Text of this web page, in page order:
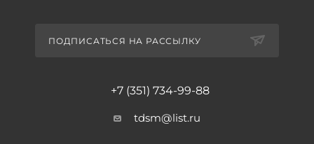
ПОДПИСАТЬСЯ НА РАССЫЛКУ
+7 (351) 734-99-88
tdsm@list.ru